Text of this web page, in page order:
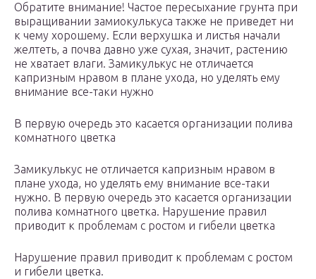
Обратите внимание! Частое пересыхание грунта при
выращивании замиокулькуса также не приведет ни
к чему хорошему. Если верхушка и листья начали
желтеть, а почва давно уже сухая, значит, растению
не хватает влаги. Замикулькус не отличается
капризным нравом в плане ухода, но уделять ему
внимание все-таки нужно
В первую очередь это касается организации полива
комнатного цветка
Замикулькус не отличается капризным нравом в
плане ухода, но уделять ему внимание все-таки
нужно. В первую очередь это касается организации
полива комнатного цветка. Нарушение правил
приводит к проблемам с ростом и гибели цветка
Нарушение правил приводит к проблемам с ростом
и гибели цветка.